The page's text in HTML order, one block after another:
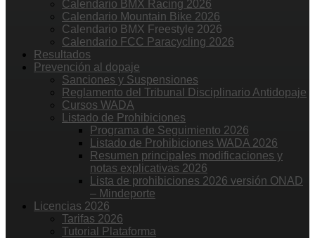
Calendario BMX Racing 2026
Calendario Mountain Bike 2026
Calendario BMX Freestyle 2026
Calendario FCC Paracycling 2026
Resultados
Prevención al dopaje
Sanciones y Suspensiones
Reglamento del Tribunal Disciplinario Antidopaje
Cursos WADA
Listado de Prohibiciones
Programa de Seguimiento 2026
Listado de Prohibiciones WADA 2026
Resumen principales modificaciones y
notas explicativas 2026
Lista de prohibiciones 2026 versión ONAD
– Mindeporte
Licencias 2026
Tarifas 2026
Tutorial Plataforma